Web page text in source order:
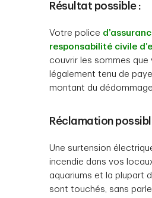
Résultat possible :
Votre police
responsabilité civile
couvrir les sommes que
légalement tenu de
montant du
Réclamation
Une surtension
incendie dans vos
aquariums et la plupart
sont touchés, sans